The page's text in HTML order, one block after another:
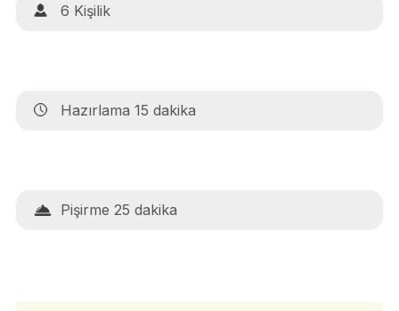
6 Kişilik
Hazırlama 15 dakika
Pişirme 25 dakika